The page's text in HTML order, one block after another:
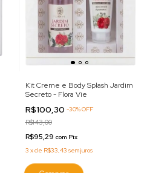
Kit Creme e Body Splash Jardim
Secreto - Flora Vie
R$100,30 -30%OFF
R$143,00
R$95,29 com Pix
3 xde R$33,43 sem juros